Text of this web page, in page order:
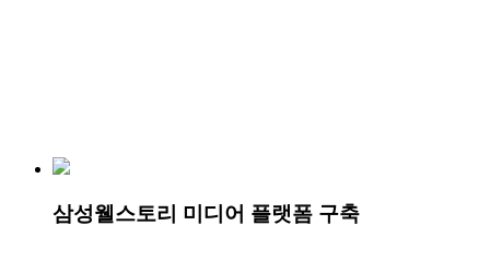
삼성웰스토리 미디어 플랫폼 구축